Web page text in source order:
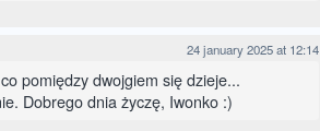
24 january 2025 at 12:14
pomiędzy dwojgiem się dzieje...
Dobrego dnia życzę, Iwonko :)